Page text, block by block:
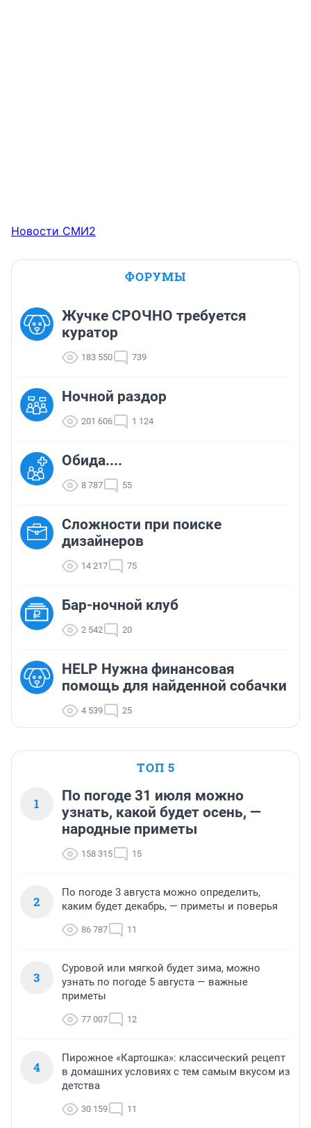
Новости СМИ2
ФОРУМЫ
Жучке СРОЧНО требуется
куратор
183 550 739
Ночной раздор
201 606 1 124
Обида....
8 787 55
Сложности при поиске
дизайнеров
14 217 75
Бар-ночной клуб
2 542 20
HELP Нужна финансовая
помощь для найденной собачки
4 539 25
ТОП 5
1
По погоде 31 июля можно
узнать, какой будет осень, —
народные приметы
158 315 15
2
По погоде 3 августа можно определить,
каким будет декабрь, — приметы и поверья
86 787 11
3
Суровой или мягкой будет зима, можно
узнать по погоде 5 августа — важные
приметы
77 007 12
4
Пирожное «Картошка»: классический рецепт
в домашних условиях с тем самым вкусом из
детства
30 159 11